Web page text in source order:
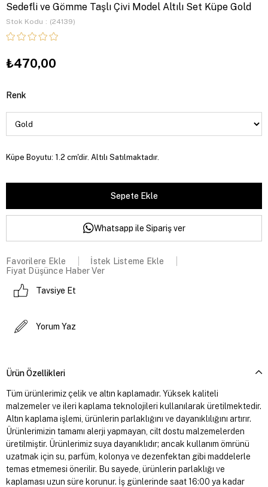
Sedefli ve Gömme Taşlı Çivi Model Altılı Set Küpe Gold
Stok Kodu (24139)
₺470,00
Renk
Küpe Boyutu: 1.2 cm'dir. Altılı Satılmaktadır.
Whatsapp ile Sipariş ver
Favorilere Ekle
İstek Listeme Ekle
Fiyat Düşünce Haber Ver
Tavsiye Et
Yorum Yaz
Ürün Özellikleri
Tüm ürünlerimiz çelik ve altın kaplamadır. Yüksek kaliteli
malzemeler ve ileri kaplama teknolojileri kullanılarak üretilmektedir.
Altın kaplama işlemi, ürünlerin parlaklığını ve dayanıklılığını artırır.
Ürünlerimizin tamamı alerji yapmayan, cilt dostu malzemelerden
üretilmiştir. Ürünlerimiz suya dayanıklıdır; ancak kullanım ömrünü
uzatmak için su, parfüm, kolonya ve dezenfektan gibi maddelerle
temas etmemesi önerilir. Bu sayede, ürünlerin parlaklığı ve
kaplaması uzun süre korunur. İş günlerinde saat 16:00 ya kadar